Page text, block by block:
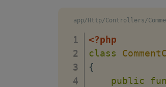
app/Http/Controllers/
<?php
class
{
public